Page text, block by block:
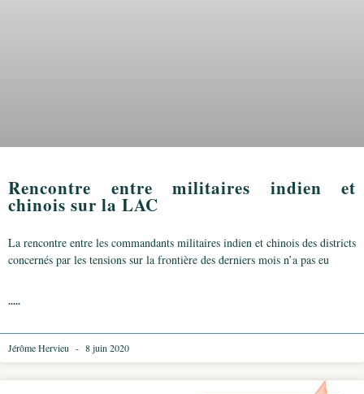
Rencontre entre militaires indien et
chinois sur la LAC
La rencontre entre les commandants militaires indien et chinois des districts
concernés par les tensions sur la frontière des derniers mois n’a pas eu
.....
Jérôme Hervieu 8 juin 2020